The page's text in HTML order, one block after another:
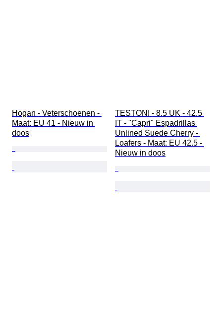
Hogan - Veterschoenen -
Maat: EU 41 - Nieuw in
doos
TESTONI - 8.5 UK - 42.5
IT - "Capri" Espadrillas
Unlined Suede Cherry -
Loafers - Maat: EU 42.5 -
Nieuw in doos